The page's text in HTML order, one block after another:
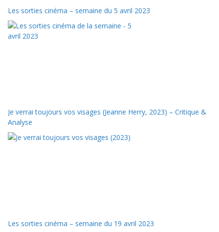
Les sorties cinéma – semaine du 5 avril 2023
Je verrai toujours vos visages (Jeanne Herry, 2023) – Critique &
Analyse
Les sorties cinéma – semaine du 19 avril 2023